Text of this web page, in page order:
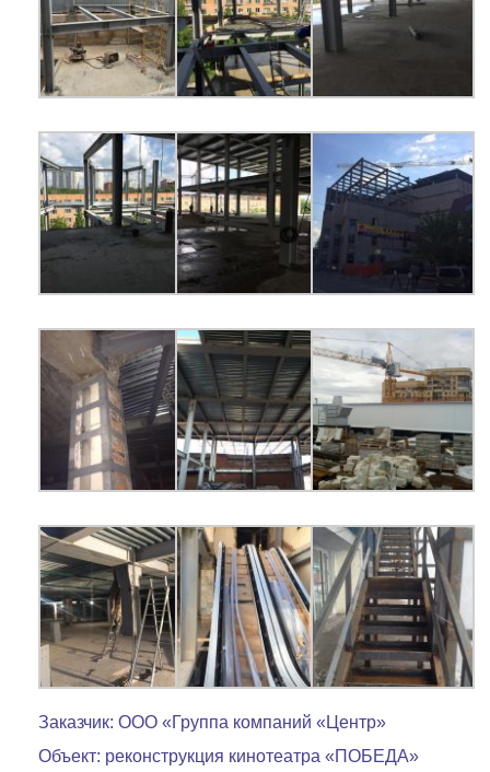
Заказчик: ООО «Группа компаний «Центр»
Объект: реконструкция кинотеатра «ПОБЕДА»